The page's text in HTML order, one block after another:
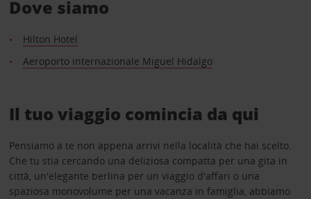
Dove siamo
Hilton Hotel
Aeroporto internazionale Miguel Hidalgo
Il tuo viaggio comincia da qui
Pensiamo a te non appena arrivi nella località che hai scelto.
Che tu stia cercando una deliziosa compatta per una gita in
città, un'elegante berlina per un viaggio d'affari o una
spaziosa monovolume per una vacanza in famiglia, abbiamo